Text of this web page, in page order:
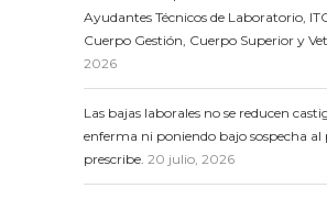
Ayudantes Técnicos de Laboratorio,
Cuerpo Gestión, Cuerpo Superior y
2026
Las bajas laborales no se reducen
enferma ni poniendo bajo sospecha al
prescribe. 20 julio, 2026